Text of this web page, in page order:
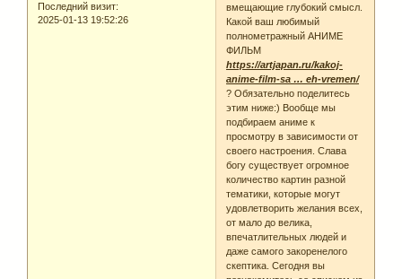
Последний визит:
2025-01-13 19:52:26
вмещающие глубокий смысл.
Какой ваш любимый
полнометражный АНИМЕ
ФИЛЬМ
https://artjapan.ru/kakoj-
anime-film-sa … eh-vremen/
? Обязательно поделитесь
этим ниже:) Вообще мы
подбираем аниме к
просмотру в зависимости от
своего настроения. Слава
богу существует огромное
количество картин разной
тематики, которые могут
удовлетворить желания всех,
от мало до велика,
впечатлительных людей и
даже самого закоренелого
скептика. Сегодня вы